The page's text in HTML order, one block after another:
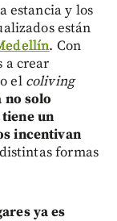
estancia y los
están
. Con
a crear
el coliving
no solo
un
incentivan
formas
ya es